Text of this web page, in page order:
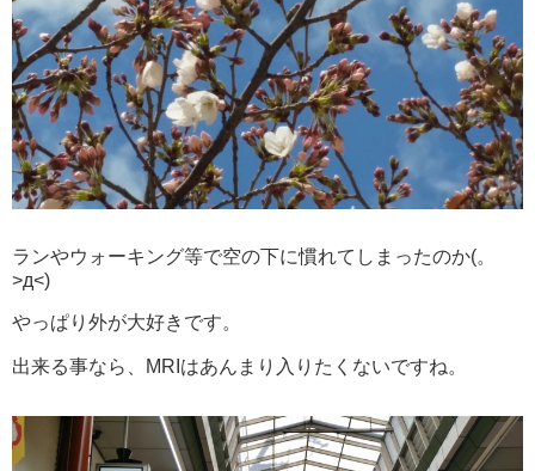
ランやウォーキング等で空の下に慣れてしまったのか(。
>д<)
やっぱり外が大好きです。
出来る事なら、MRIはあんまり入りたくないですね。